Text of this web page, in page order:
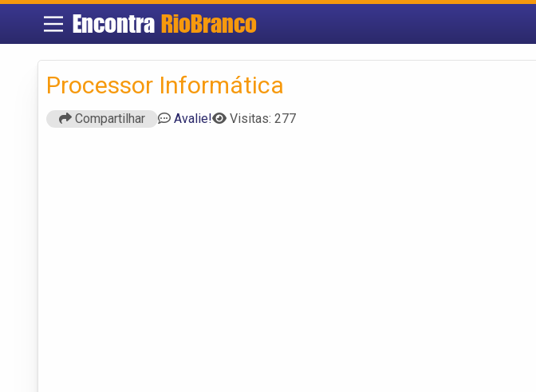
Encontra RioBranco
Processor Informática
Compartilhar Avalie! Visitas: 277